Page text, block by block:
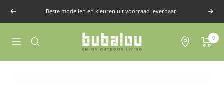
naarVorige Beste modellen en kleuren uit voorraad leverbaar!
Navigatie
Bubalou Locaties 0